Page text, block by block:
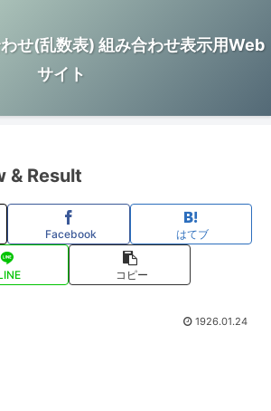
せ(乱数表) 組み合わせ表示用Web
サイト
& Result
Facebook はてブ
コピー
1926.01.24